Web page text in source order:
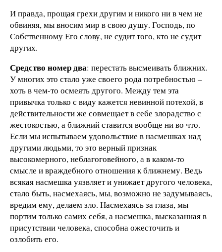
И правда, прощая грехи другим и никого ни в чем не
обвиняя, мы вносим мир в свою душу. Господь, по
Собственному Его слову, не судит того, кто не судит
других.
Средство номер два: перестать высмеивать ближних.
У многих это стало уже своего рода потребностью –
хоть в чем-то осмеять другого. Между тем эта
привычка только с виду кажется невинной потехой, в
действительности же совмещает в себе злорадство с
жестокостью, а ближний ставится вообще ни во что.
Если мы испытываем удовольствие в насмешках над
другими людьми, то это верный признак
высокомерного, неблагоговейного, а в каком-то
смысле и враждебного отношения к ближнему. Ведь
всякая насмешка уязвляет и унижает другого человека,
стало быть, насмехаясь, мы, возможно не задумываясь,
вредим ему, делаем зло. Насмехаясь за глаза, мы
портим только самих себя, а насмешка, высказанная в
присутствии человека, способна ожесточить и
озлобить его.